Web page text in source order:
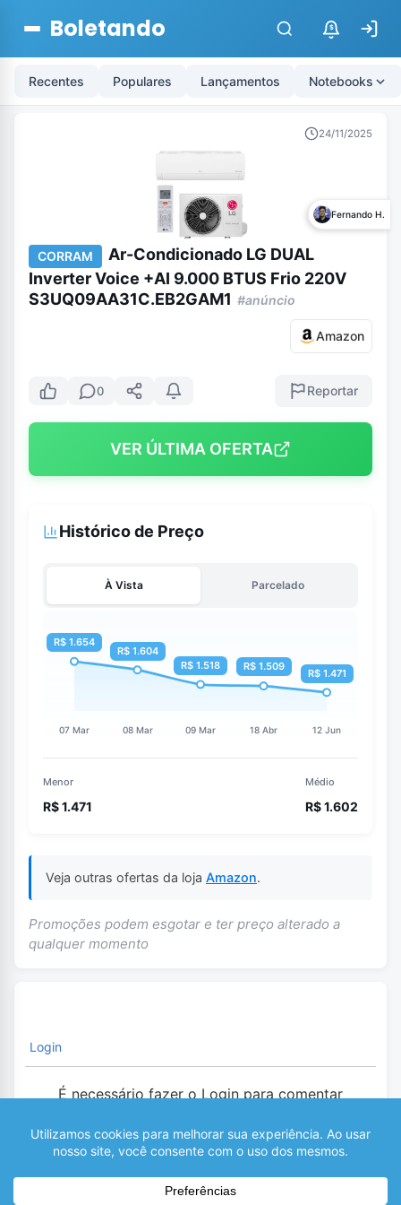
Boletando $
Recentes Populares Lançamentos Notebooks
24/11/2025
Fernando H.
CORRAM
Ar-Condicionado LG DUAL
Inverter Voice +AI 9.000 BTUS Frio 220V
S3UQ09AA31C.EB2GAM1 #anúncio
Amazon
0 Reportar
VER ÚLTIMA OFERTA
Histórico de Preço
À Vista Parcelado
Menor
R$ 1.471
Médio
R$ 1.602
Veja outras ofertas da loja Amazon.
Promoções podem esgotar e ter preço alterado a
qualquer momento
Login
É necessário fazer o Login para comentar
0 COMENTÁRIOS